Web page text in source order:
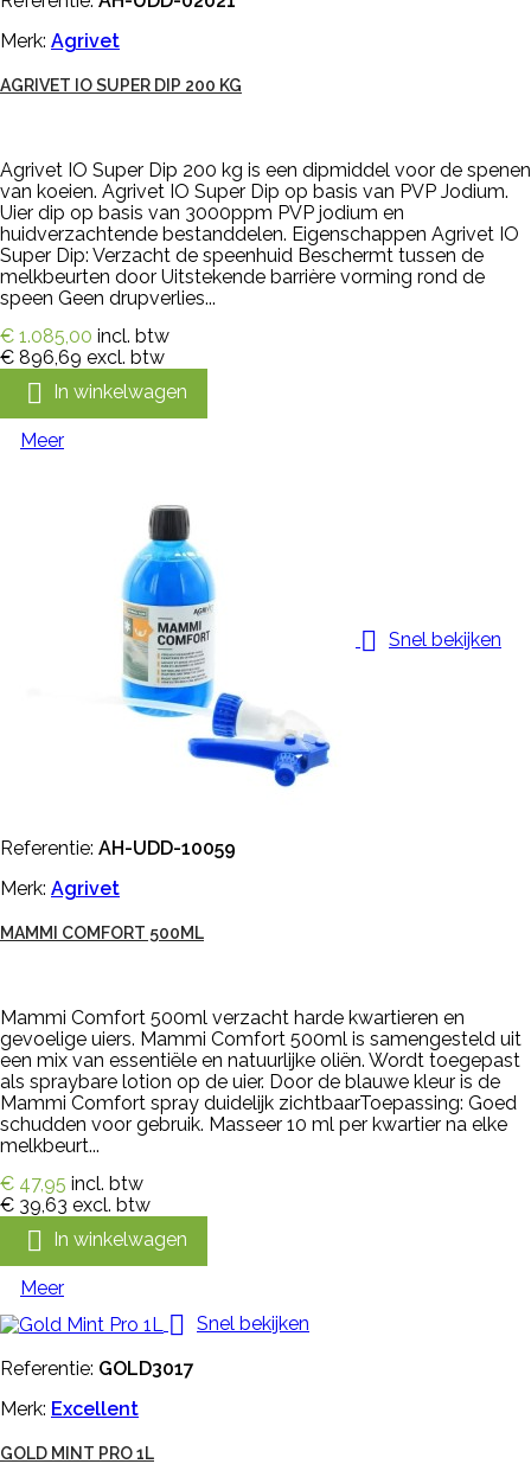
Merk: Agrivet
AGRIVET IO SUPER DIP 200 KG
Agrivet IO Super Dip 200 kg is een dipmiddel voor de spenen
van koeien. Agrivet IO Super Dip op basis van PVP Jodium.
Uier dip op basis van 3000ppm PVP jodium en
huidverzachtende bestanddelen. Eigenschappen Agrivet IO
Super Dip: Verzacht de speenhuid Beschermt tussen de
melkbeurten door Uitstekende barrière vorming rond de
speen Geen drupverlies...
€ 1.085,00 incl. btw
€ 896,69 excl. btw
 In winkelwagen
Meer
 Snel bekijken
Referentie: AH-UDD-10059
Merk: Agrivet
MAMMI COMFORT 500ML
Mammi Comfort 500ml verzacht harde kwartieren en
gevoelige uiers. Mammi Comfort 500ml is samengesteld uit
een mix van essentiële en natuurlijke oliën. Wordt toegepast
als spraybare lotion op de uier. Door de blauwe kleur is de
Mammi Comfort spray duidelijk zichtbaarToepassing: Goed
schudden voor gebruik. Masseer 10 ml per kwartier na elke
melkbeurt...
€ 47,95 incl. btw
€ 39,63 excl. btw
 In winkelwagen
Meer
 Snel bekijken
Referentie: GOLD3017
Merk: Excellent
GOLD MINT PRO 1L